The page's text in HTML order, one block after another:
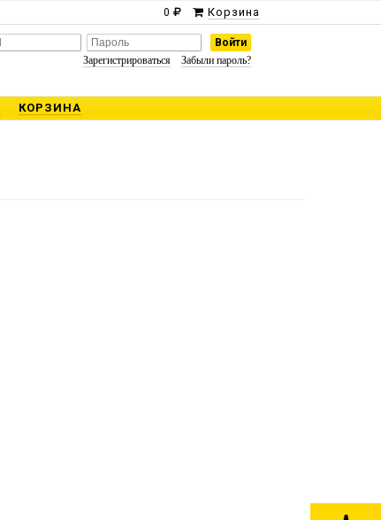
0 Корзина
Зарегистрироваться Забыли пароль?
КОРЗИНА